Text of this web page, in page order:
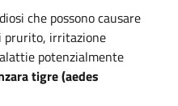
che possono causare
prurito, irritazione
potenzialmente
tigre (aedes